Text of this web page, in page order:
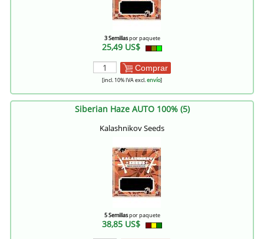
3 Semillaspor paquete
25,49 US$
Comprar
[incl. 10% IVA excl.envío]
Siberian Haze AUTO 100% (5)
Kalashnikov Seeds
5 Semillaspor paquete
38,85 US$